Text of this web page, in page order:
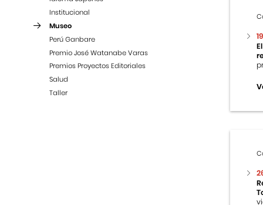
Institucional
Museo
Perú Ganbare
Premio José Watanabe Varas
Premios Proyectos Editoriales
Salud
Taller